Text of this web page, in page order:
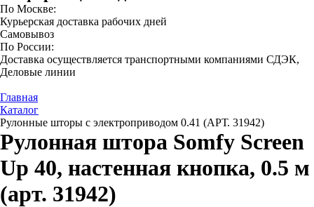
По Москве:
Курьерская доставка рабочих дней
Самовывоз
По России:
Доставка осуществляется транспортными компаниями СДЭК,
Деловые линии
Главная
Каталог
Рулонные шторы с электроприводом 0.41 (АРТ. 31942)
Рулонная штора Somfy Screen
Up 40, настенная кнопка, 0.5 м
(арт. 31942)